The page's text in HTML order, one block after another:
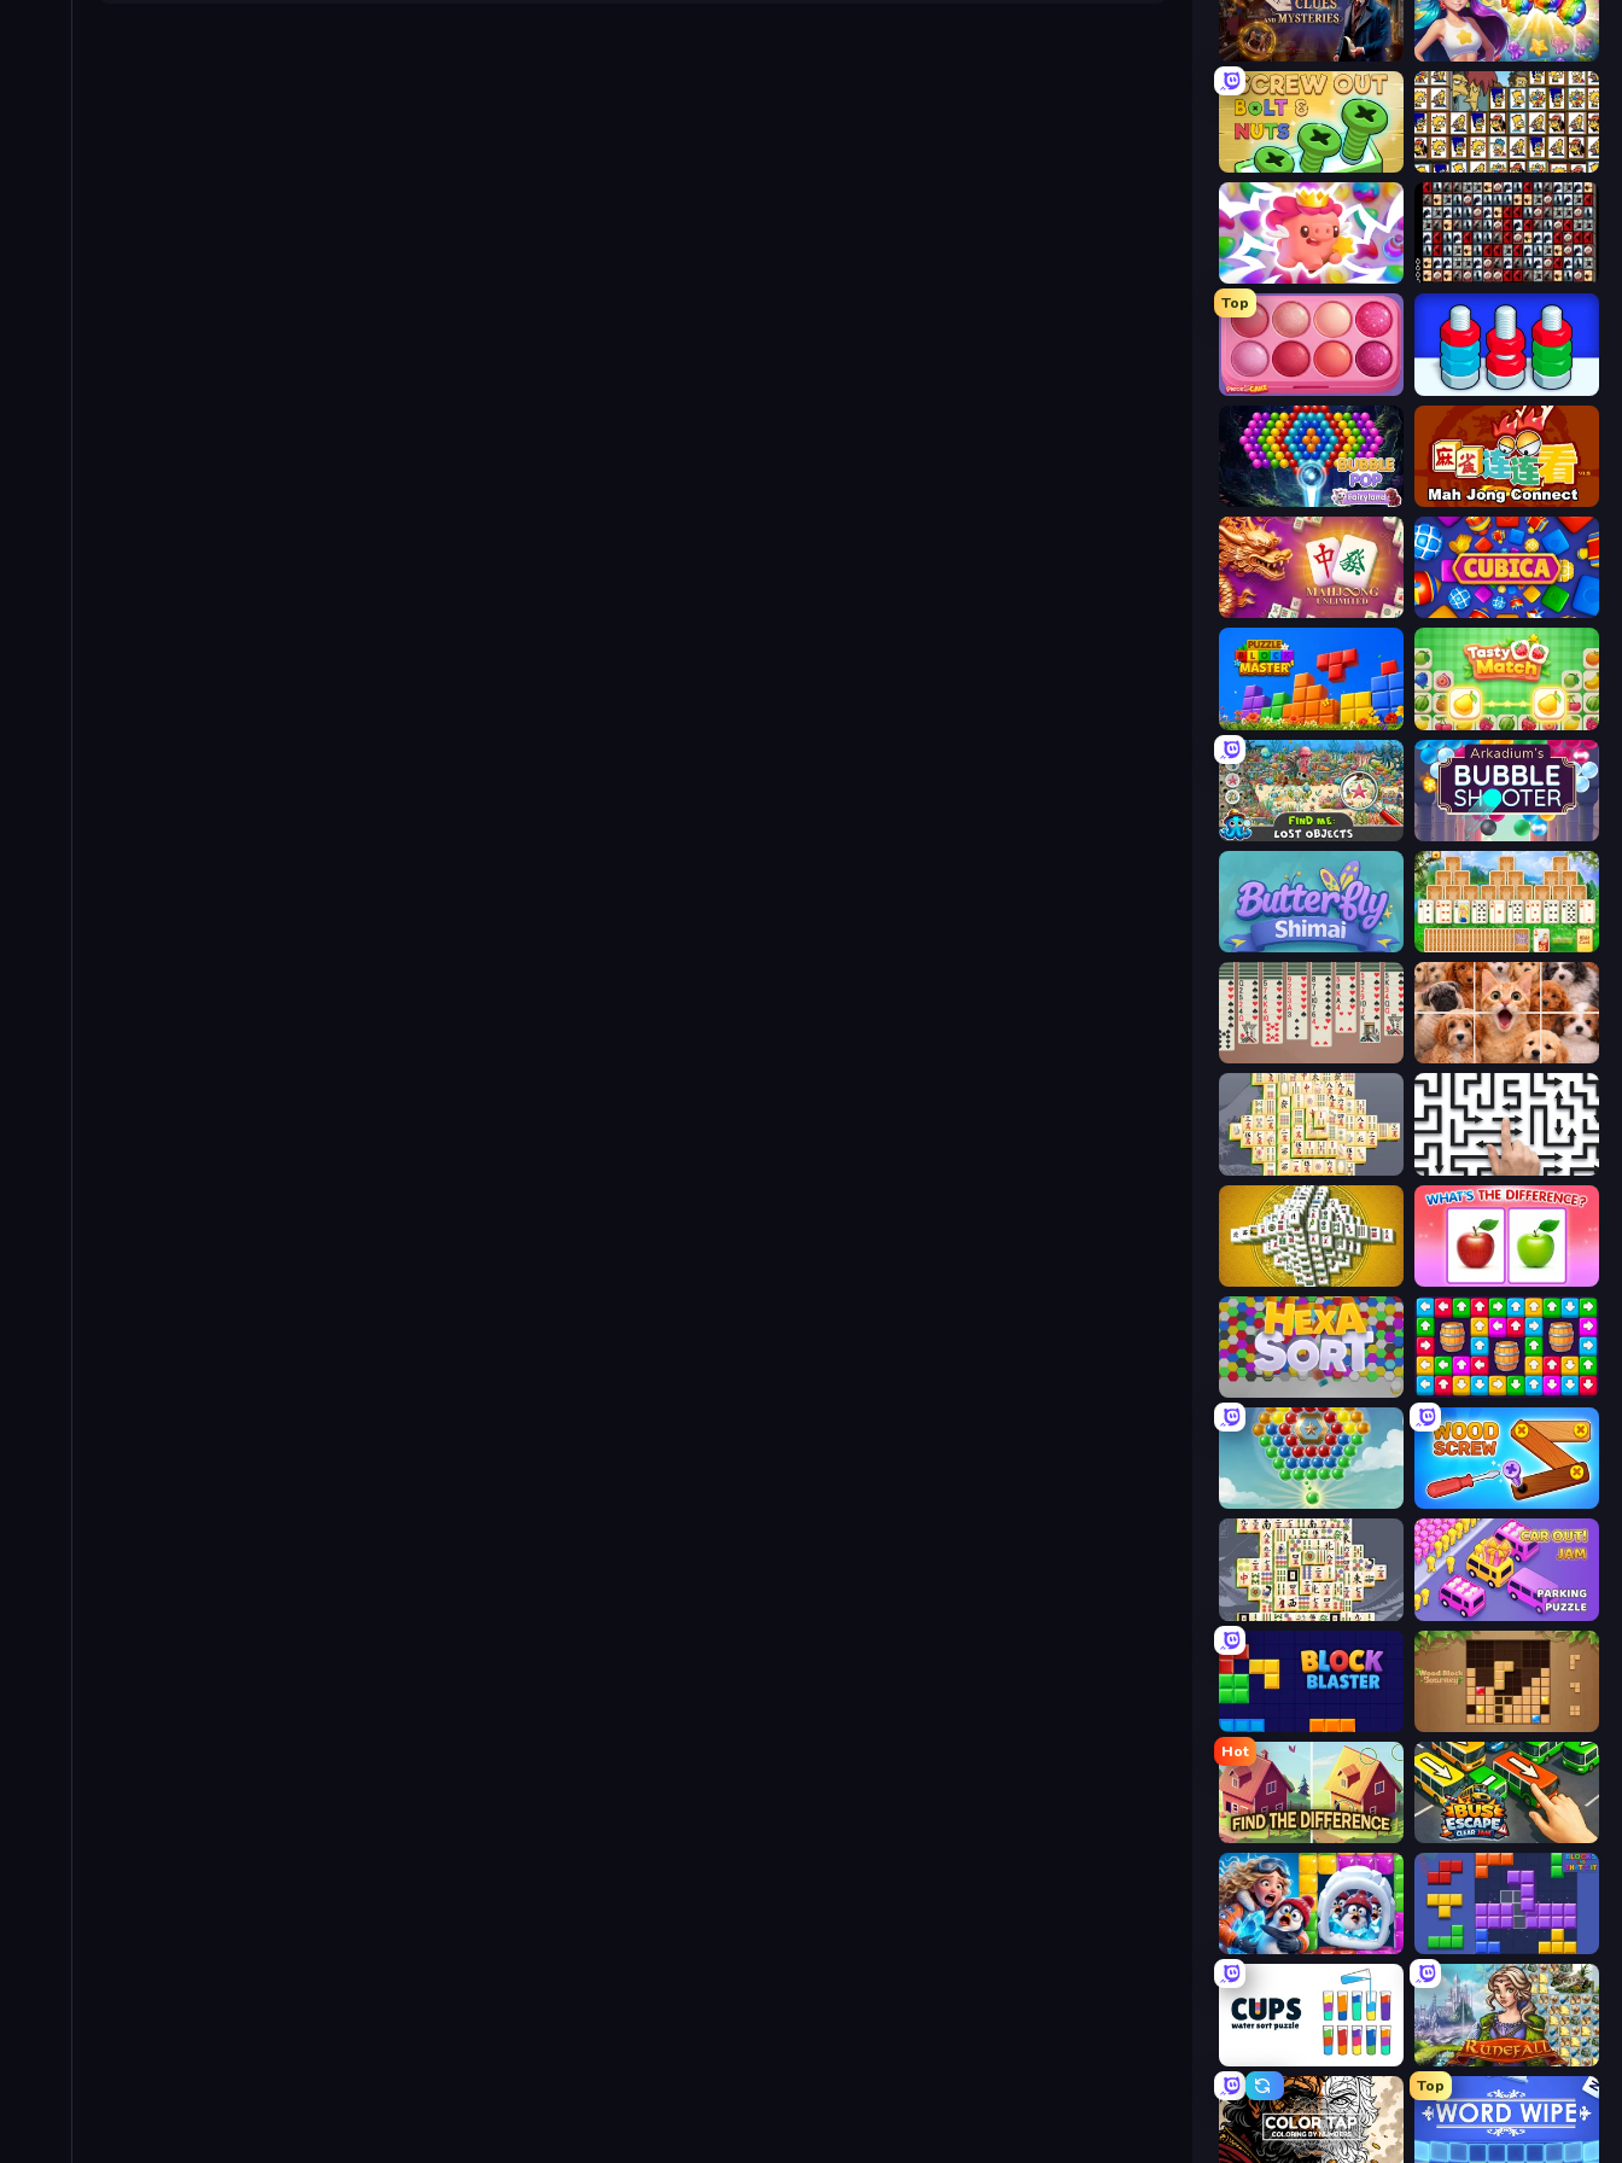
Hidden Object: Clues and Mysteries Underwater Adventures: Match 3
Screw Out: Bolts and Nuts Tiles of the Simpsons
Match Arena War Mahjong
Top
Piece of Cake: Merge and Bake
Bubble Pop Fairyland Mahjong Connect (Legacy)
Mahjong Unlimited Cubica
Puzzle Block Master Tasty Match: Mahjong Pairs
Find Me: Lost Objects
Butterfly Shimai Magic Towers Solitaire
Spider Solitaire 2 Suits Jigpic Solitaire
Mahjong Online Arrow Escape: Puzzle
Mahjong Tower What's The Difference?
Tap Away Story
Wood Screw: Bolts Puzzle
Mahjong Titans Car OUT! Jam Parking Puzzle
Block Blaster Wood Block Journey
Hot
Find The Difference Bus Escape: Clear Jam
Captain Blast Blocks and that’s it
Cups - Water Sort Puzzle Runefall
Top